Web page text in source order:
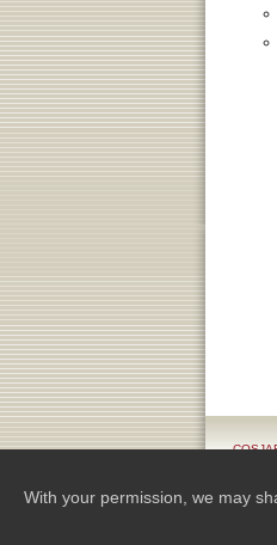
With your permission, we may